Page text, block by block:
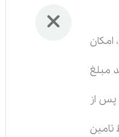
امکان
مبلغ
پس از
تامین